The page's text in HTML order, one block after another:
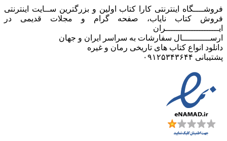
فروشــــگاه اینترنتی کارا کتاب اولین و بزرگترین ســایت اینترنتی
فروش کتاب نایاب، صفحه گرام و مجلات قدیمی در
ایـــــــــــــــــــــران
ارســـــــــــال سفارشات به سراسر ایران و جهان
دانلود انواع کتاب های تاریخی رمان و غیره
پشتیبانی ۰۹۱۲۵۳۴۳۶۴۴